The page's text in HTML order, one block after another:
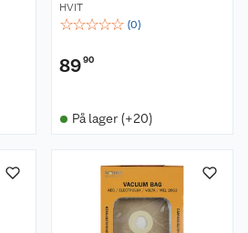
HVIT
☆☆☆☆☆ (0)
8990
På lager (+20)